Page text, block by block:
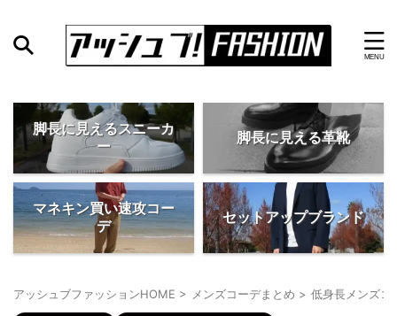
脚長に見えるスニーカ
ー
脚長に見える革靴
マネキン買い速攻コー
デ
セットアップブランド
アッシュブファッションHOME > メンズコーデまとめ > 低身長メンズコ